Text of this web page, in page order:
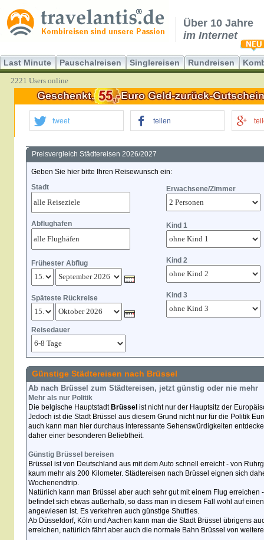
Über 10 Jahre
im Internet
Last Minute Pauschalreisen Singlereisen Rundreisen
2221 Users online
tweet teilen
Preisvergleich Städtereisen 2026/2027
Geben Sie hier bitte Ihren Reisewunsch ein:
Stadt
Erwachsene/Zimmer
Abflughafen Kind 1
Frühester Abflug Kind 2
Späteste Rückreise Kind 3
Reisedauer
Günstige Städtereisen nach Brüssel
Ab nach Brüssel zum Städtereisen, jetzt günstig oder nie mehr
Mehr als nur Politik
Die belgische Hauptstadt Brüssel ist nicht nur der Hauptsitz der
Jedoch ist die Stadt Brüssel aus diesem Grund nicht nur für die Politik
auch kann man hier durchaus interessante Sehenswürdigkeiten
daher einer besonderen Beliebtheit.
Günstig Brüssel bereisen
Brüssel ist von Deutschland aus mit dem Auto schnell erreicht - von
kaum mehr als 200 Kilometer. Städtereisen nach Brüssel eignen sich
Wochenendtrip.
Natürlich kann man Brüssel aber auch sehr gut mit einem Flug erreichen
befindet sich etwas außerhalb, so dass man in diesem Fall wohl auf
angewiesen ist. Es verkehren auch günstige Shuttles.
Ab Düsseldorf, Köln und Aachen kann man die Stadt Brüssel übrigens
erreichen, natürlich fährt aber auch die normale Bahn Brüssel von